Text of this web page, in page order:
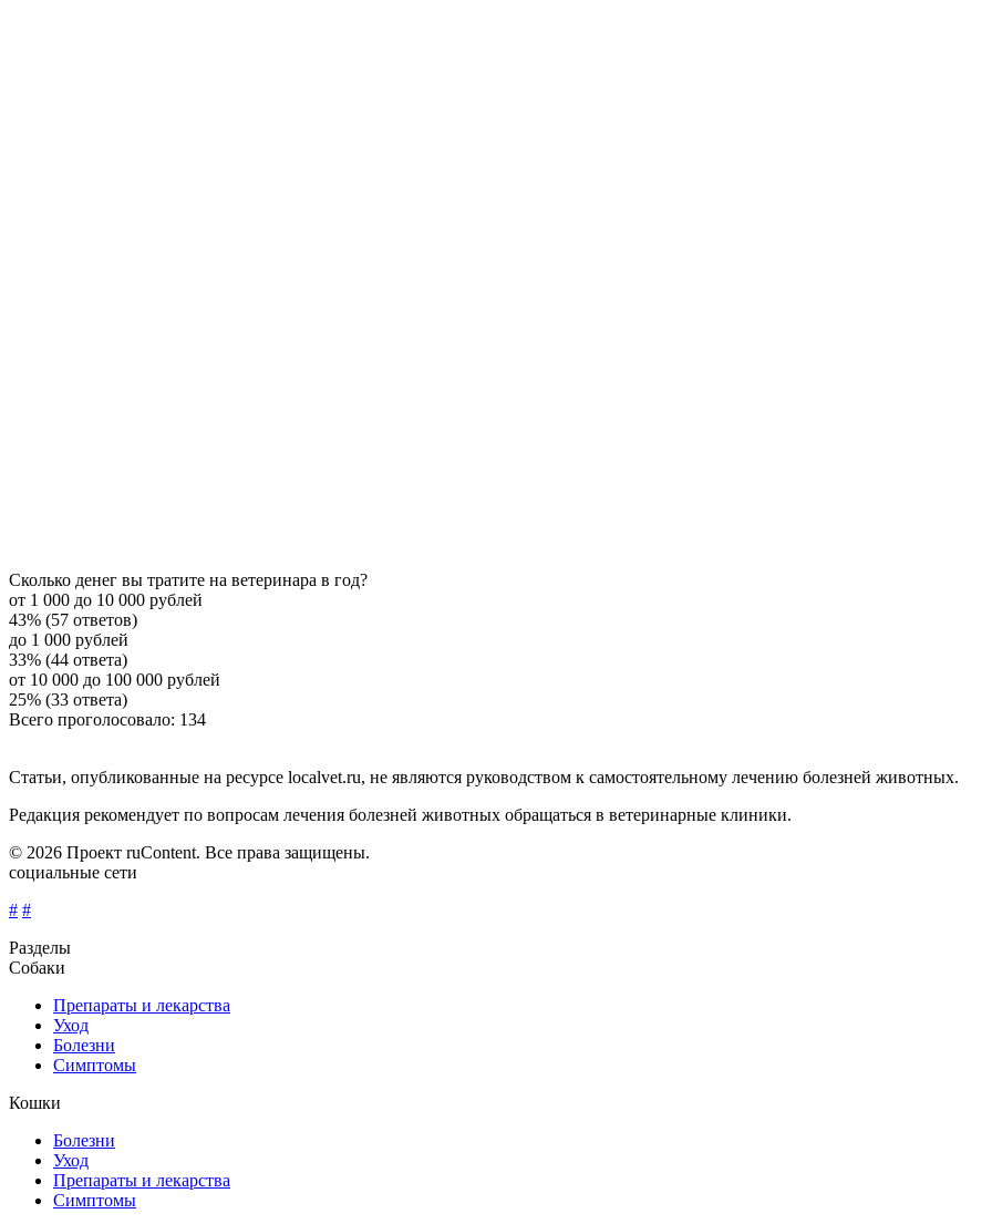
Сколько денег вы тратите на ветеринара в год?
от 1 000 до 10 000 рублей
43% (57 ответов)
до 1 000 рублей
33% (44 ответа)
от 10 000 до 100 000 рублей
25% (33 ответа)
Всего проголосовало: 134
Статьи, опубликованные на ресурсе localvet.ru, не являются руководством к самостоятельному лечению болезней животных.
Редакция рекомендует по вопросам лечения болезней животных обращаться в ветеринарные клиники.
© 2026 Проект ruContent. Все права защищены.
социальные сети
# #
Разделы
Собаки
Препараты и лекарства
Уход
Болезни
Симптомы
Кошки
Болезни
Уход
Препараты и лекарства
Симптомы